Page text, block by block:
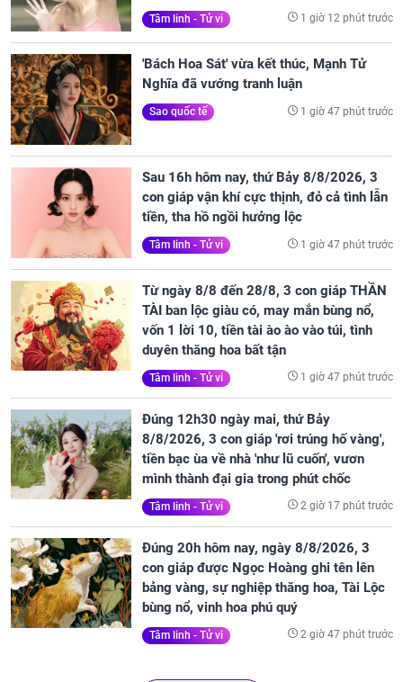
Tâm linh - Tử vi 1 giờ 12 phút trước
'Bách Hoa Sát' vừa kết thúc, Mạnh Tử
Nghĩa đã vướng tranh luận
Sao quốc tế 1 giờ 47 phút trước
Sau 16h hôm nay, thứ Bảy 8/8/2026, 3
con giáp vận khí cực thịnh, đỏ cả tình lẫn
tiền, tha hồ ngồi hưởng lộc
Tâm linh - Tử vi 1 giờ 47 phút trước
Từ ngày 8/8 đến 28/8, 3 con giáp THẦN
TÀI ban lộc giàu có, may mắn bùng nổ,
vốn 1 lời 10, tiền tài ào ào vào túi, tình
duyên thăng hoa bất tận
Tâm linh - Tử vi 1 giờ 47 phút trước
Đúng 12h30 ngày mai, thứ Bảy
8/8/2026, 3 con giáp 'rơi trúng hố vàng',
tiền bạc ùa về nhà 'như lũ cuốn', vươn
mình thành đại gia trong phút chốc
Tâm linh - Tử vi 2 giờ 17 phút trước
Đúng 20h hôm nay, ngày 8/8/2026, 3
con giáp được Ngọc Hoàng ghi tên lên
bảng vàng, sự nghiệp thăng hoa, Tài Lộc
bùng nổ, vinh hoa phú quý
Tâm linh - Tử vi 2 giờ 47 phút trước